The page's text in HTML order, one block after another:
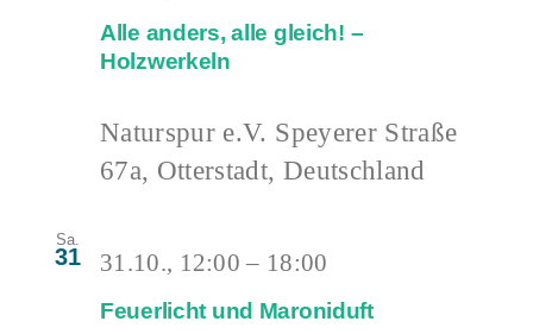
Alle anders, alle gleich! –
Holzwerkeln
Naturspur e.V. Speyerer Straße
67a, Otterstadt, Deutschland
Sa.
31
Feuerlicht und Maroniduft
31.10., 12:00 – 18:00